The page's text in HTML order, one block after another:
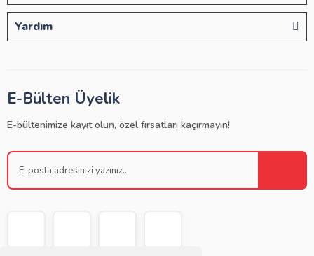
Yardım
E-Bülten Üyelik
E-bültenimize kayıt olun, özel fırsatları kaçırmayın!